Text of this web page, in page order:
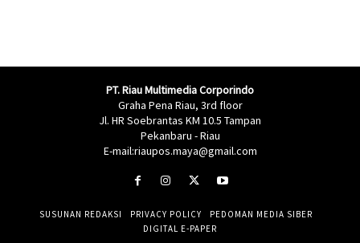
PT. Riau Multimedia Corporindo
Graha Pena Riau, 3rd floor
Jl. HR Soebrantas KM 10.5 Tampan
Pekanbaru - Riau
E-mail:riaupos.maya@gmail.com
SUSUNAN REDAKSI PRIVACY POLICY
PEDOMAN MEDIA SIBER
DIGITAL E-PAPER